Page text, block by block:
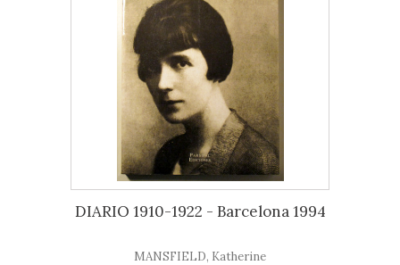
DIARIO 1910-1922 - Barcelona 1994
MANSFIELD, Katherine